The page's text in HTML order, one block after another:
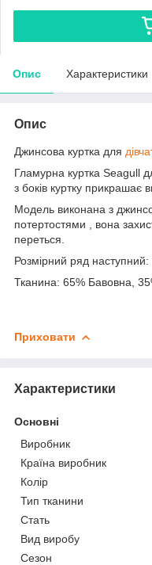
Опис Характеристики
Опис
Джинсова куртка для
Гламурна куртка Seagull
з боків куртку прикрашає
Модель виконана з
потертостями , вона
переться.
Розмірний ряд наступний:
Тканина: 65% Бавовна,
Приховати
Характеристики
Основні
Виробник
Країна виробник
Колір
Тип тканини
Стать
Вид виробу
Сезон